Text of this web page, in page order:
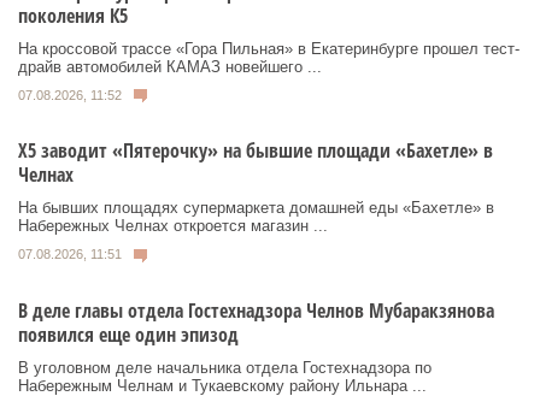
поколения К5
На кроссовой трассе «Гора Пильная» в Екатеринбурге прошел тест-
драйв автомобилей КАМАЗ новейшего ...
07.08.2026, 11:52
Х5 заводит «Пятерочку» на бывшие площади «Бахетле» в
Челнах
На бывших площадях супермаркета домашней еды «Бахетле» в
Набережных Челнах откроется магазин ...
07.08.2026, 11:51
В деле главы отдела Гостехнадзора Челнов Мубаракзянова
появился еще один эпизод
В уголовном деле начальника отдела Гостехнадзора по
Набережным Челнам и Тукаевскому району Ильнара ...